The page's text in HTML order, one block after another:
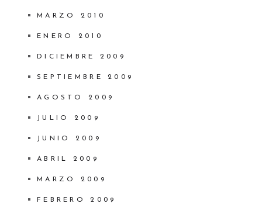
MARZO 2010
ENERO 2010
DICIEMBRE 2009
SEPTIEMBRE 2009
AGOSTO 2009
JULIO 2009
JUNIO 2009
ABRIL 2009
MARZO 2009
FEBRERO 2009